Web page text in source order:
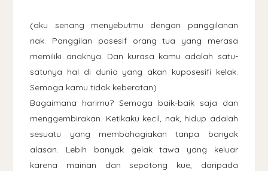
(aku senang menyebutmu dengan panggilanan
nak. Panggilan posesif orang tua yang merasa
memiliki anaknya. Dan kurasa kamu adalah satu-
satunya hal di dunia yang akan kuposesifi kelak.
Semoga kamu tidak keberatan)
Bagaimana harimu? Semoga baik-baik saja dan
menggembirakan. Ketikaku kecil, nak, hidup adalah
sesuatu yang membahagiakan tanpa banyak
alasan. Lebih banyak gelak tawa yang keluar
karena mainan dan sepotong kue, daripada